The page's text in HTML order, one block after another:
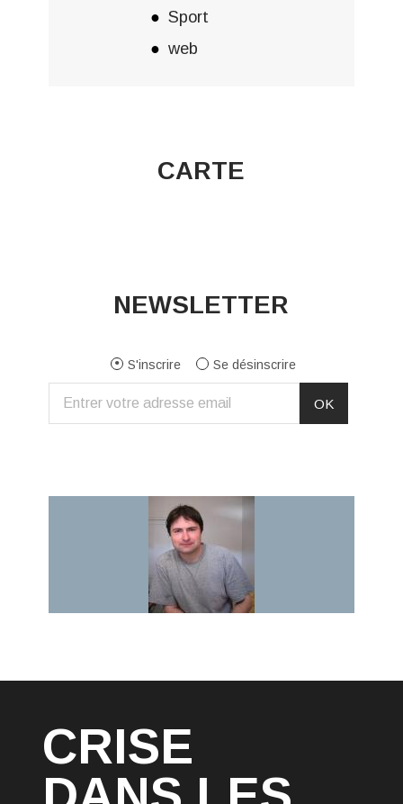
Sport
web
CARTE
NEWSLETTER
S'inscrire Se désinscrire
CRISE